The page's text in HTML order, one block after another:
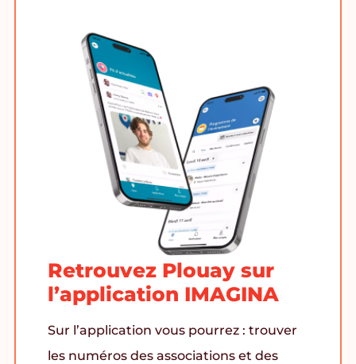
Retrouvez Plouay sur
l’application IMAGINA
Sur l’application vous pourrez : trouver
les numéros des associations et des